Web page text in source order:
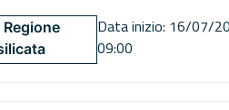
Regione
Data inizio: 16/07/
09:00